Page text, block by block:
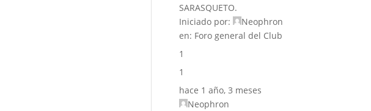
SARASQUETO.
Iniciado por:
Neophron
en: Foro general del Club
1
1
hace 1 año, 3 meses
Neophron